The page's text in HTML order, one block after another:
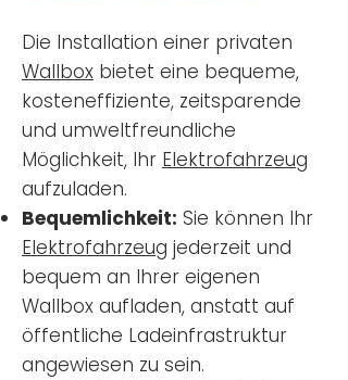
Die Installation einer privaten
Wallbox bietet eine bequeme,
kosteneffiziente, zeitsparende
und umweltfreundliche
Möglichkeit, Ihr Elektrofahrzeug
aufzuladen.
Bequemlichkeit: Sie können Ihr
Elektrofahrzeug jederzeit und
bequem an Ihrer eigenen
Wallbox aufladen, anstatt auf
öffentliche Ladeinfrastruktur
angewiesen zu sein.